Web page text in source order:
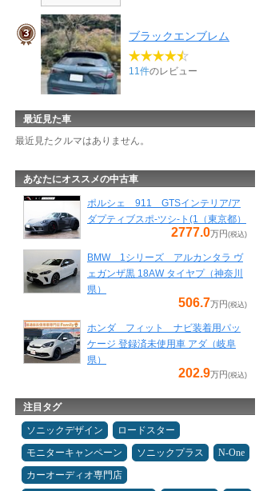
ブラックエンブレム
11件のレビュー
最近見た車
最近見たクルマはありません。
あなたにオススメの中古車
ポルシェ 911 GTSインテリア/ア
ダプティブスポ-ツシ-ト(1（東京都）
2777.0万円(税込)
BMW 1シリーズ アルカンタラ ヴ
ェガンザ黒 18AW タイヤプ（神奈川
県）
506.7万円(税込)
ホンダ フィット ナビ装着用パッ
ケージ 登録済未使用車 アダ（岐阜
県）
202.9万円(税込)
注目タグ
ソニックデザイン
ロードスター
モニターキャンペーン
ソニックプラス
N-One
カーオーディオ専門店